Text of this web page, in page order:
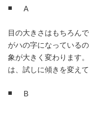
A
目の大きさはもちろん
がハの字になっている
象が大きく変わります
は、試しに傾きを変えて
B